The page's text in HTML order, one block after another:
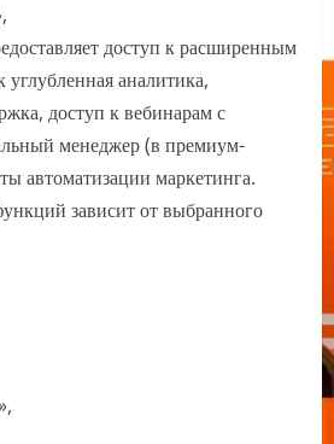
доступ к расширенным
аналитика,
доступ к вебинарам с
менеджер (в премиум-
автоматизации маркетинга.
зависит от выбранного